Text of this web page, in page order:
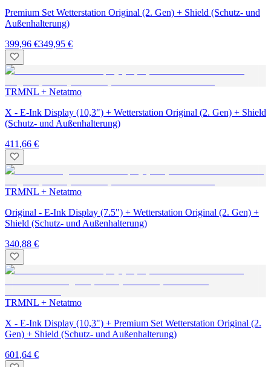
Premium Set Wetterstation Original (2. Gen) + Shield (Schutz- und
Außenhalterung)
399,96 €349,95 €
TRMNL + Netatmo
X - E-Ink Display (10,3") + Wetterstation Original (2. Gen) + Shield
(Schutz- und Außenhalterung)
411,66 €
TRMNL + Netatmo
Original - E-Ink Display (7.5") + Wetterstation Original (2. Gen) +
Shield (Schutz- und Außenhalterung)
340,88 €
TRMNL + Netatmo
X - E-Ink Display (10,3") + Premium Set Wetterstation Original (2.
Gen) + Shield (Schutz- und Außenhalterung)
601,64 €